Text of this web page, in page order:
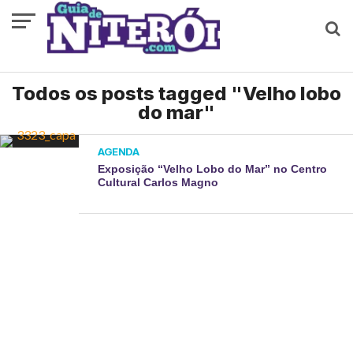
Todos os posts tagged "Velho lobo
do mar"
AGENDA
Exposição “Velho Lobo do Mar” no Centro
Cultural Carlos Magno